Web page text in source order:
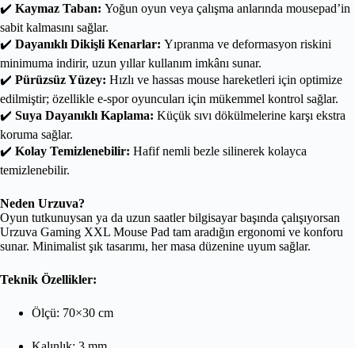
✔️ Kaymaz Taban: Yoğun oyun veya çalışma anlarında mousepad’in
sabit kalmasını sağlar.
✔️ Dayanıklı Dikişli Kenarlar: Yıpranma ve deformasyon riskini
minimuma indirir, uzun yıllar kullanım imkânı sunar.
✔️ Pürüzsüz Yüzey: Hızlı ve hassas mouse hareketleri için optimize
edilmiştir; özellikle e-spor oyuncuları için mükemmel kontrol sağlar.
✔️ Suya Dayanıklı Kaplama: Küçük sıvı dökülmelerine karşı ekstra
koruma sağlar.
✔️ Kolay Temizlenebilir: Hafif nemli bezle silinerek kolayca
temizlenebilir.
Neden Urzuva?
Oyun tutkunuysan ya da uzun saatler bilgisayar başında çalışıyorsan
Urzuva Gaming XXL Mouse Pad tam aradığın ergonomi ve konforu
sunar. Minimalist şık tasarımı, her masa düzenine uyum sağlar.
Teknik Özellikler:
Ölçü: 70×30 cm